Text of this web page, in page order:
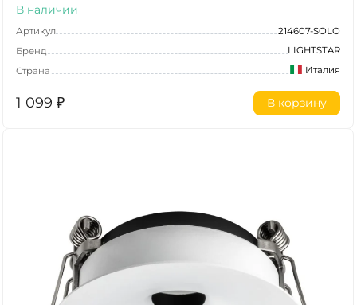
В наличии
Артикул
214607-SOLO
Бренд
LIGHTSTAR
Страна
Италия
1 099 ₽ В корзину